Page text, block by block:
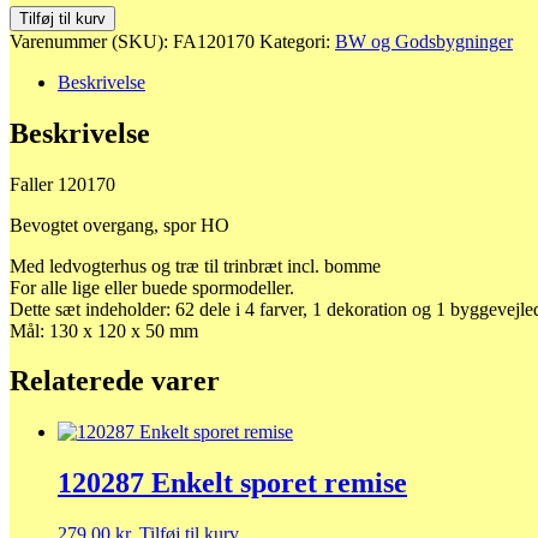
120170
Bevogtet
antal
Tilføj til kurv
Varenummer (SKU): FA120170 Kategori: BW og Godsbygninger
Beskrivelse
Beskrivelse
Faller 120170
Bevogtet overgang, spor HO
Med ledvogterhus og træ til trinbræt incl. bomme
For alle lige eller buede spormodeller.
Dette sæt indeholder: 62 dele i 4 farver, 1 dekoration og 1
Mål: 130 x 120 x 50 mm
Relaterede varer
120287 Enkelt sporet remise